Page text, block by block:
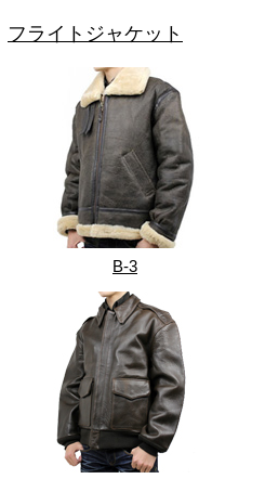
フライトジャケット
B-3